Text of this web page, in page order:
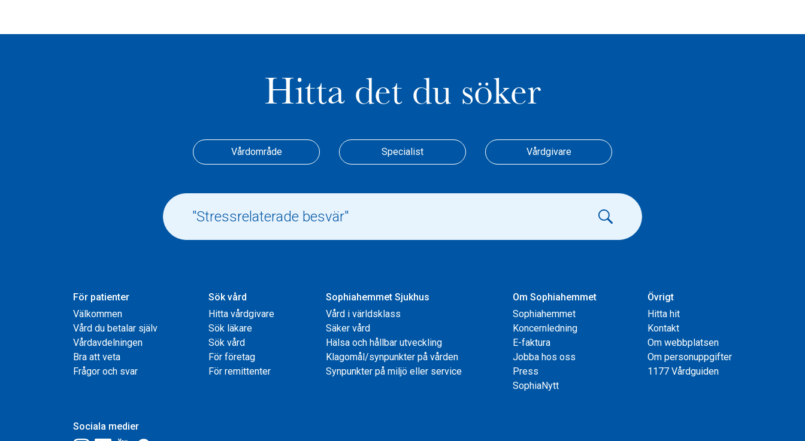
Hitta det du söker
Vårdområde Specialist Vårdgivare
För patienter
Välkommen
Vård du betalar själv
Vårdavdelningen
Bra att veta
Frågor och svar
Sök vård
Hitta vårdgivare
Sök läkare
Sök vård
För företag
För remittenter
Sophiahemmet Sjukhus
Vård i världsklass
Säker vård
Hälsa och hållbar utveckling
Klagomål/synpunkter på vården
Synpunkter på miljö eller service
Om Sophiahemmet
Sophiahemmet
Koncernledning
E-faktura
Jobba hos oss
Press
SophiaNytt
Övrigt
Hitta hit
Kontakt
Om webbplatsen
Om personuppgifter
1177 Vårdguiden
Sociala medier